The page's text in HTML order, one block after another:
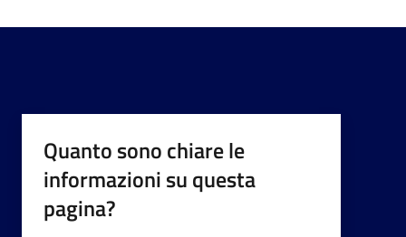
Quanto sono chiare le
informazioni su questa
pagina?